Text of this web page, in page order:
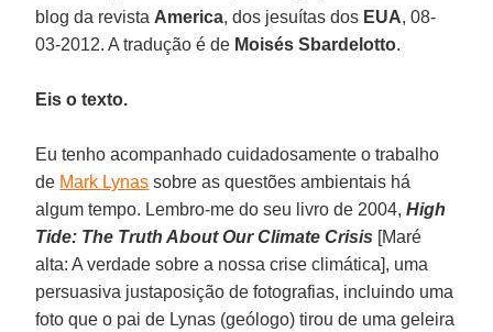
blog da revista America, dos jesuítas dos EUA, 08-
03-2012. A tradução é de Moisés Sbardelotto.
Eis o texto.
Eu tenho acompanhado cuidadosamente o trabalho
de Mark Lynas sobre as questões ambientais há
algum tempo. Lembro-me do seu livro de 2004,High
Tide: The Truth About Our Climate Crisis [Maré
alta: A verdade sobre a nossa crise climática], uma
persuasiva justaposição de fotografias, incluindo uma
foto que o pai de Lynas (geólogo) tirou de uma geleira